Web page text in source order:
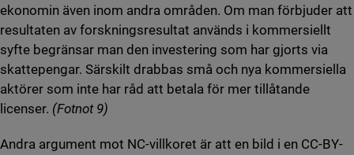
ekonomin även inom andra områden. Om man förbjuder att
resultaten av forskningsresultat används i kommersiellt
syfte begränsar man den investering som har gjorts via
skattepengar. Särskilt drabbas små och nya kommersiella
aktörer som inte har råd att betala för mer tillåtande
licenser. (Fotnot 9)
Andra argument mot NC-villkoret är att en bild i en CC-BY-